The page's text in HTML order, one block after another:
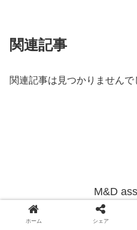
関連記事
関連記事は見つかりませんで
M&D
Copyright © 2012-2022 M&D
ホーム シェア